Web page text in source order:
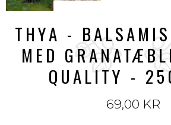
THYA -
MED
QUALITY -
69,00 KR